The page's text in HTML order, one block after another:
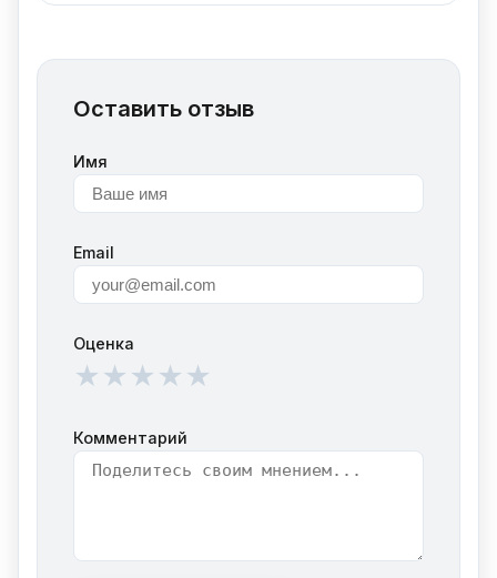
Оставить отзыв
Имя
Email
Оценка
★ ★ ★ ★ ★
Комментарий